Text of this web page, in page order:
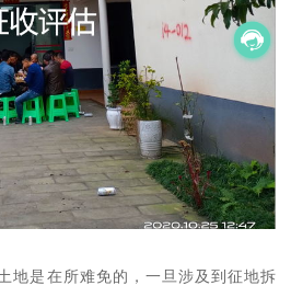
地是在所难免的，一旦涉及到征地拆